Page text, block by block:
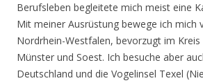
Berufsleben begleitete mich meist eine
Mit meiner Ausrüstung bewege ich mich
Nordrhein-Westfalen, bevorzugt im
Münster und Soest. Ich besuche aber
Deutschland und die Vogelinsel Texel